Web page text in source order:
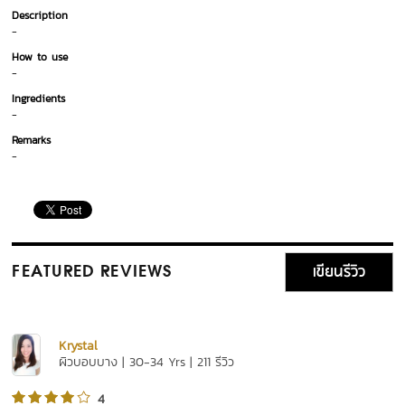
Description
-
How to use
-
Ingredients
-
Remarks
-
FEATURED REVIEWS เขียนรีวิว
Krystal
ผิวบอบบาง | 30-34 Yrs | 211 รีวิว
4